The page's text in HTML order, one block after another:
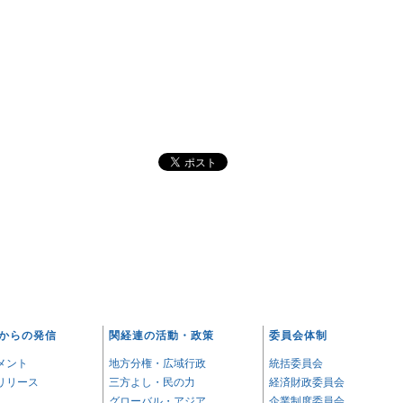
らの発信
ント
リース
関経連の活動・政策
地方分権・広域行政
三方よし・民の力
委員会体制
統括委員会
経済財政委員会